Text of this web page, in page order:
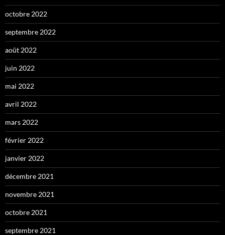
octobre 2022
septembre 2022
août 2022
juin 2022
mai 2022
avril 2022
mars 2022
février 2022
janvier 2022
décembre 2021
novembre 2021
octobre 2021
septembre 2021